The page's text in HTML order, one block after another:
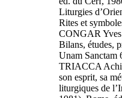
Liturgies
Rites et
CONGAR
Bilans, études,
Unam Sanctam
TRIACCA
son esprit, sa
liturgiques de